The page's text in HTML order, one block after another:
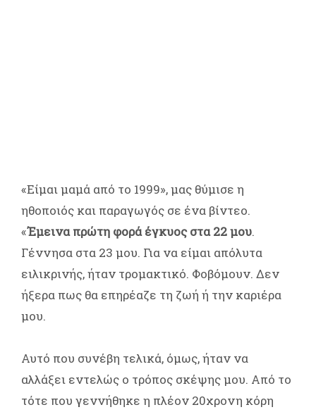
«Είμαι μαμά από το 1999», μας θύμισε η
ηθοποιός και παραγωγός σε ένα βίντεο.
«Έμεινα πρώτη φορά έγκυος στα 22 μου.
Γέννησα στα 23 μου. Για να είμαι απόλυτα
ειλικρινής, ήταν τρομακτικό. Φοβόμουν. Δεν
ήξερα πως θα επηρέαζε τη ζωή ή την καριέρα
μου.
Αυτό που συνέβη τελικά, όμως, ήταν να
αλλάξει εντελώς ο τρόπος σκέψης μου. Από το
τότε που γεννήθηκε η πλέον 20χρονη κόρη